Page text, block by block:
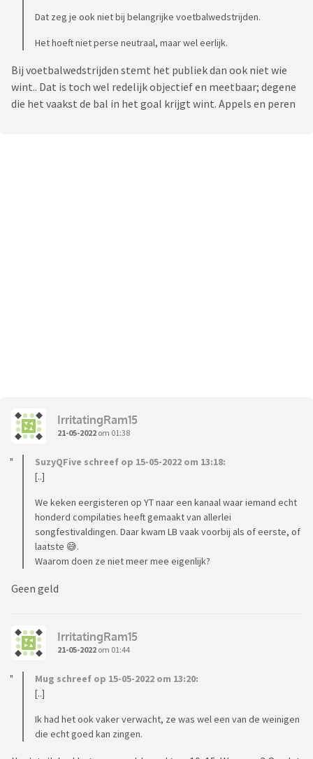
Dat zeg je ook niet bij belangrijke voetbalwedstrijden.
Het hoeft niet perse neutraal, maar wel eerlijk.
Bij voetbalwedstrijden stemt het publiek dan ook niet wie
wint.. Dat is toch wel redelijk objectief en meetbaar; degene
die het vaakst de bal in het goal krijgt wint. Appels en peren
IrritatingRam15
21-05-2022 om 01:38
SuzyQFive schreef op 15-05-2022 om 13:18:
[..]
We keken eergisteren op YT naar een kanaal waar iemand echt
honderd compilaties heeft gemaakt van allerlei
songfestivaldingen. Daar kwam LB vaak voorbij als of eerste, of
laatste 😅.
Waarom doen ze niet meer mee eigenlijk?
Geen geld
IrritatingRam15
21-05-2022 om 01:44
Mug schreef op 15-05-2022 om 13:20:
[..]
Ik had het ook vaker verwacht, ze was wel een van de weinigen
die echt goed kan zingen.